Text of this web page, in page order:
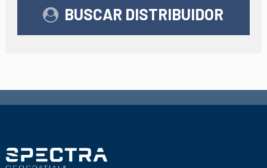
BUSCAR DISTRIBUIDOR